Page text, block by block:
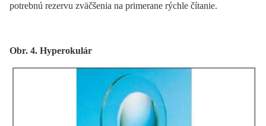
potrebnú rezervu zväčšenia na primerane rýchle čítanie.
Obr. 4. Hyperokulár